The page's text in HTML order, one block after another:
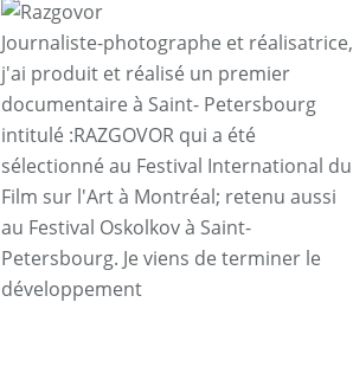
Journaliste-photographe et réalisatrice,
j'ai produit et réalisé un premier
documentaire à Saint- Petersbourg
intitulé :RAZGOVOR qui a été
sélectionné au Festival International du
Film sur l'Art à Montréal; retenu aussi
au Festival Oskolkov à Saint-
Petersbourg. Je viens de terminer le
développement